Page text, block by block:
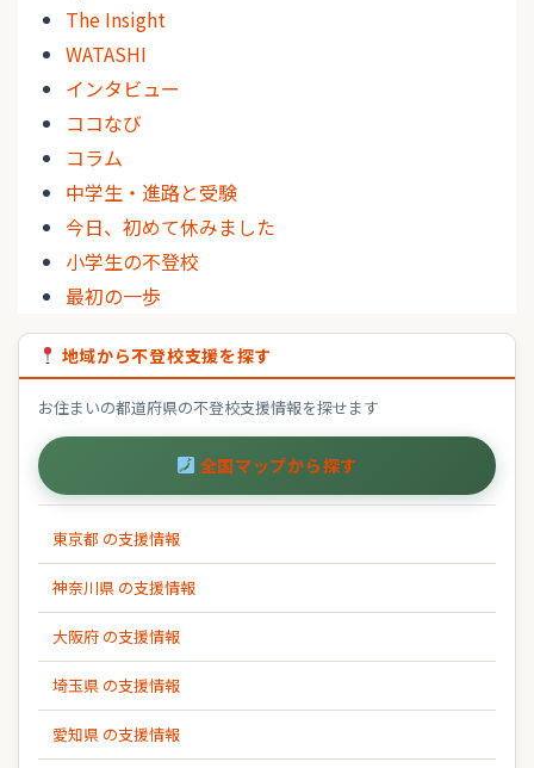
The Insight
WATASHI
インタビュー
ココなび
コラム
中学生・進路と受験
今日、初めて休みました
小学生の不登校
最初の一歩
地域から不登校支援を探す
お住まいの都道府県の不登校支援情報を探せます
全国マップから探す
東京都 の支援情報
神奈川県 の支援情報
大阪府 の支援情報
埼玉県 の支援情報
愛知県 の支援情報